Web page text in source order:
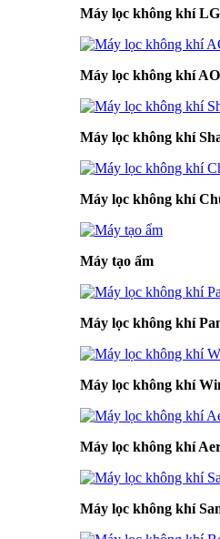
Máy lọc không khí LG
Máy lọc không khí
Máy lọc không khí
Máy lọc không khí
Máy tạo ẩm
Máy lọc không khí
Máy lọc không khí
Máy lọc không khí
Máy lọc không khí